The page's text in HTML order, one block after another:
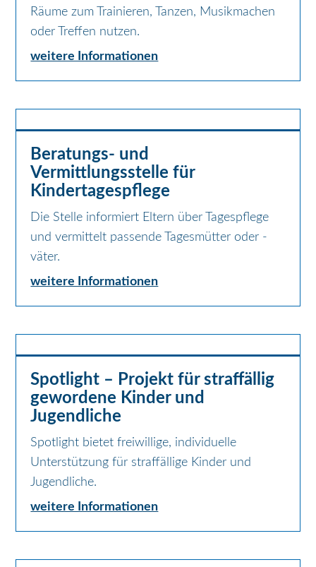
Räume zum Trainieren, Tanzen, Musikmachen
oder Treffen nutzen.
weitere Informationen
Beratungs- und
Vermittlungsstelle für
Kindertagespflege
Die Stelle informiert Eltern über Tagespflege
und vermittelt passende Tagesmütter oder -
väter.
weitere Informationen
Spotlight – Projekt für straffällig
gewordene Kinder und
Jugendliche
Spotlight bietet freiwillige, individuelle
Unterstützung für straffällige Kinder und
Jugendliche.
weitere Informationen